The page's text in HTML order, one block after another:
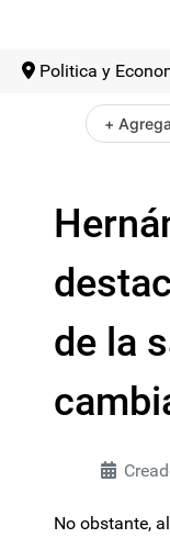
Politica y
+
de la
No obstante,